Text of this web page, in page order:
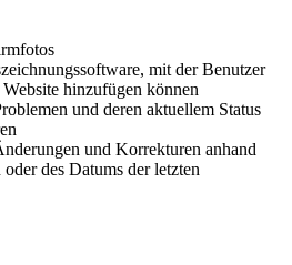
mit der Benutzer
hinzufügen können
und deren aktuellem Status
und Korrekturen anhand
des Datums der letzten